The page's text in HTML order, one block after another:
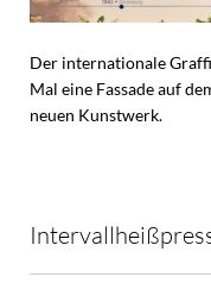
Der internationale
Mal eine Fassade auf
neuen Kunstwerk.